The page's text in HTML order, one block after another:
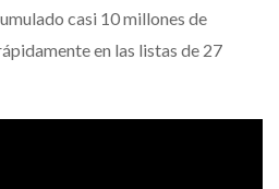
casi 10 millones de
en las listas de 27